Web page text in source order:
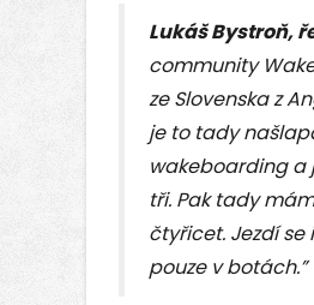
Lukáš Bystroň,
community
ze Slovenska z
je to tady
wakeboarding a
tři. Pak tady
čtyřicet. Jezdí se
pouze v botách.”